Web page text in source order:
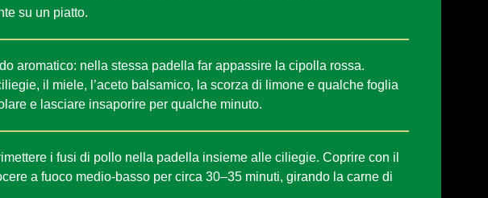
su un piatto.
aromatico: nella stessa padella far appassire la cipolla rossa.
il miele, l’aceto balsamico, la scorza di limone e qualche foglia
e lasciare insaporire per qualche minuto.
i fusi di pollo nella padella insieme alle ciliegie. Coprire con il
a fuoco medio-basso per circa 30–35 minuti, girando la carne di